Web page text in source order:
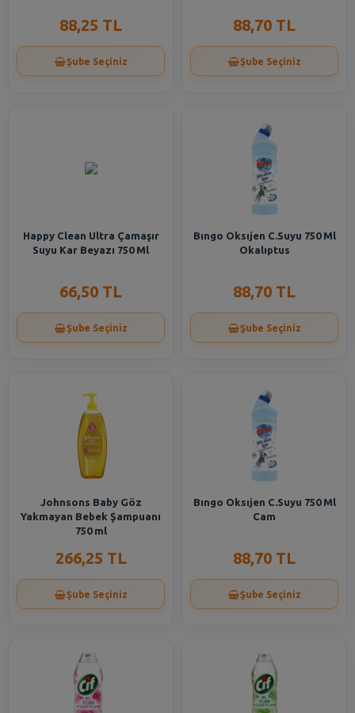
88,25 TL
Şube Seçiniz
88,70 TL
Şube Seçiniz
Happy Clean Ultra Çamaşır
Suyu Kar Beyazı 750 Ml
66,50 TL
Şube Seçiniz
Bıngo Oksıjen C.Suyu 750 Ml
Okalıptus
88,70 TL
Şube Seçiniz
Johnsons Baby Göz
Yakmayan Bebek Şampuanı
750 ml
266,25 TL
Şube Seçiniz
Bıngo Oksıjen C.Suyu 750 Ml
Cam
88,70 TL
Şube Seçiniz